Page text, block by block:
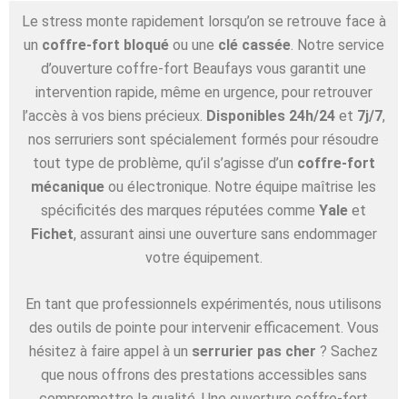
Le stress monte rapidement lorsqu’on se retrouve face à
un coffre-fort bloquéou une clé cassée. Notre service
d’ouverture coffre-fort Beaufays vous garantit une
intervention rapide, même en urgence, pour retrouver
l’accès à vos biens précieux. Disponibles 24h/24 et 7j/7,
nos serruriers sont spécialement formés pour résoudre
tout type de problème, qu’il s’agisse d’un coffre-fort
mécanique ou électronique. Notre équipe maîtrise les
spécificités des marques réputées comme Yale et
Fichet, assurant ainsi une ouverture sans endommager
votre équipement.
En tant que professionnels expérimentés, nous utilisons
des outils de pointe pour intervenir efficacement. Vous
hésitez à faire appel à un serrurier pas cher ? Sachez
que nous offrons des prestations accessibles sans